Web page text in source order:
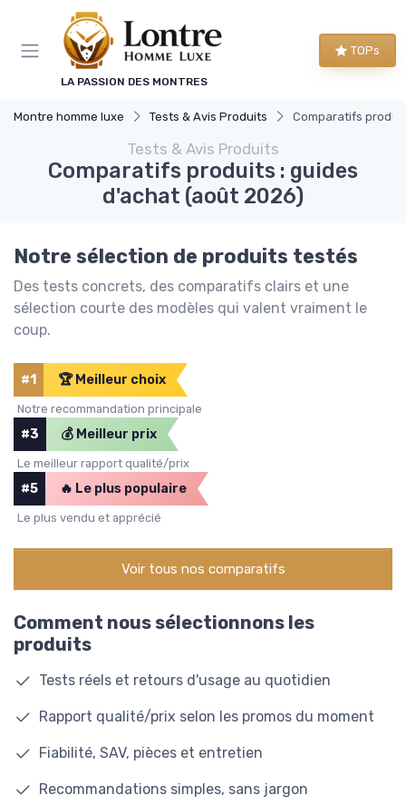
LA PASSION DES MONTRES
TOPs
Montre homme luxe Tests & Avis Produits Comparatifs
Tests & Avis Produits
Comparatifs produits : guides
d'achat (août 2026)
Notre sélection de produits testés
Des tests concrets, des comparatifs clairs et une
sélection courte des modèles qui valent vraiment le
coup.
#1 🏆 Meilleur choix
Notre recommandation principale
#3 💰 Meilleur prix
Le meilleur rapport qualité/prix
#5 🔥 Le plus populaire
Le plus vendu et apprécié
Voir tous nos comparatifs
Comment nous sélectionnons les
produits
Tests réels et retours d'usage au quotidien
Rapport qualité/prix selon les promos du moment
Fiabilité, SAV, pièces et entretien
Recommandations simples, sans jargon
Panneau de gestion des cookies